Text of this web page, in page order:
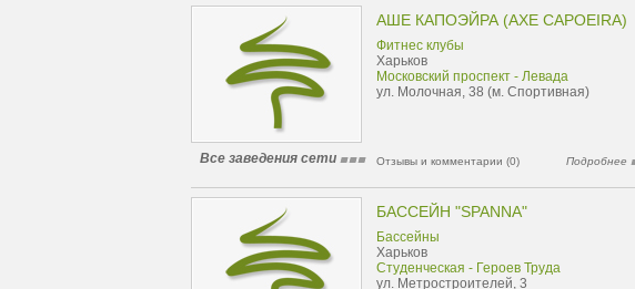
АШЕ КАПОЭЙРА (AXE CAPOEIRA)
Фитнес клубы
Харьков
Московский проспект - Левада
ул. Молочная, 38 (м. Спортивная)
Все заведения сети Отзывы и комментарии (0) Подробнее
БАССЕЙН "SPANNA"
Бассейны
Харьков
Студенческая - Героев Труда
ул. Метростроителей, 3